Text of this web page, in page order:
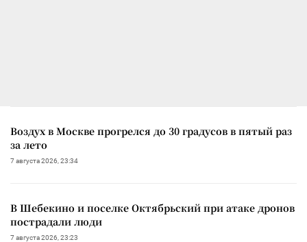
Воздух в Москве прогрелся до 30 градусов в пятый раз
за лето
7 августа 2026, 23:34
В Шебекино и поселке Октябрьский при атаке дронов
пострадали люди
7 августа 2026, 23:23